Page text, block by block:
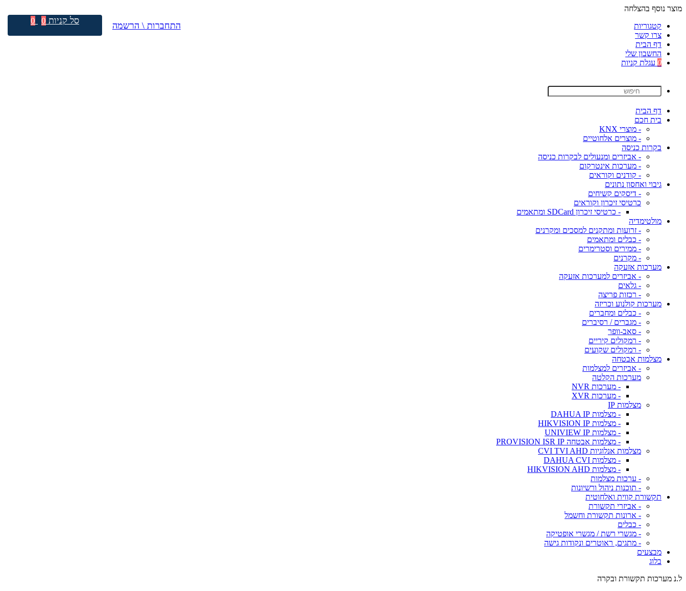
מוצר נוסף בהצלחה
קטגוריות
צרו קשר
דף הבית
החשבון שלי
0 עגלת קניות
דף הבית
בית חכם
- מוצרי KNX
- מוצרים אלחוטיים
בקרות כניסה
- אביזרים ומנעולים לבקרות כניסה
- מערכות אינטרקום
- קודנים וקוראים
גיבוי ואחסון נתונים
- דיסקים קשיחים
כרטיסי זיכרון וקוראים
- כרטיסי זיכרון SDCard ומתאמים
מולטימדיה
- זרועות ומתקנים למסכים ומקרנים
- כבלים ומתאמים
- ממירים וסטרימרים
- מקרנים
מערכות אזעקה
- אביזרים למערכות אזעקה
- גלאים
- רכזות פריצה
מערכות קולנוע וכריזה
- כבלים ומחברים
- מגברים / רסיברים
- סאב-וופר
- רמקולים קיריים
- רמקולים שקועים
מצלמות אבטחה
- אביזרים למצלמות
מערכות הקלטה
- מערכות NVR
- מערכות XVR
מצלמות IP
- מצלמות DAHUA IP
- מצלמות HIKVISION IP
- מצלמות UNIVIEW IP
- מצלמות אבטחה PROVISION ISR IP
מצלמות אנלוגיות CVI TVI AHD
- מצלמות DAHUA CVI
- מצלמות HIKVISION AHD
- ערכות מצלמות
- תוכנות ניהול ורשיונות
תקשורת קווית ואלחוטית
- אביזרי תקשורת
- ארונות תקשורת וחשמל
- כבלים
- מגשרי רשת / מגשרי אופטיקה
- מתגים, ראוטרים ונקודות גישה
מבצעים
בלוג
ל.נ מערכות תקשורת ובקרה
התחברות \ הרשמה סל קניות 0
0